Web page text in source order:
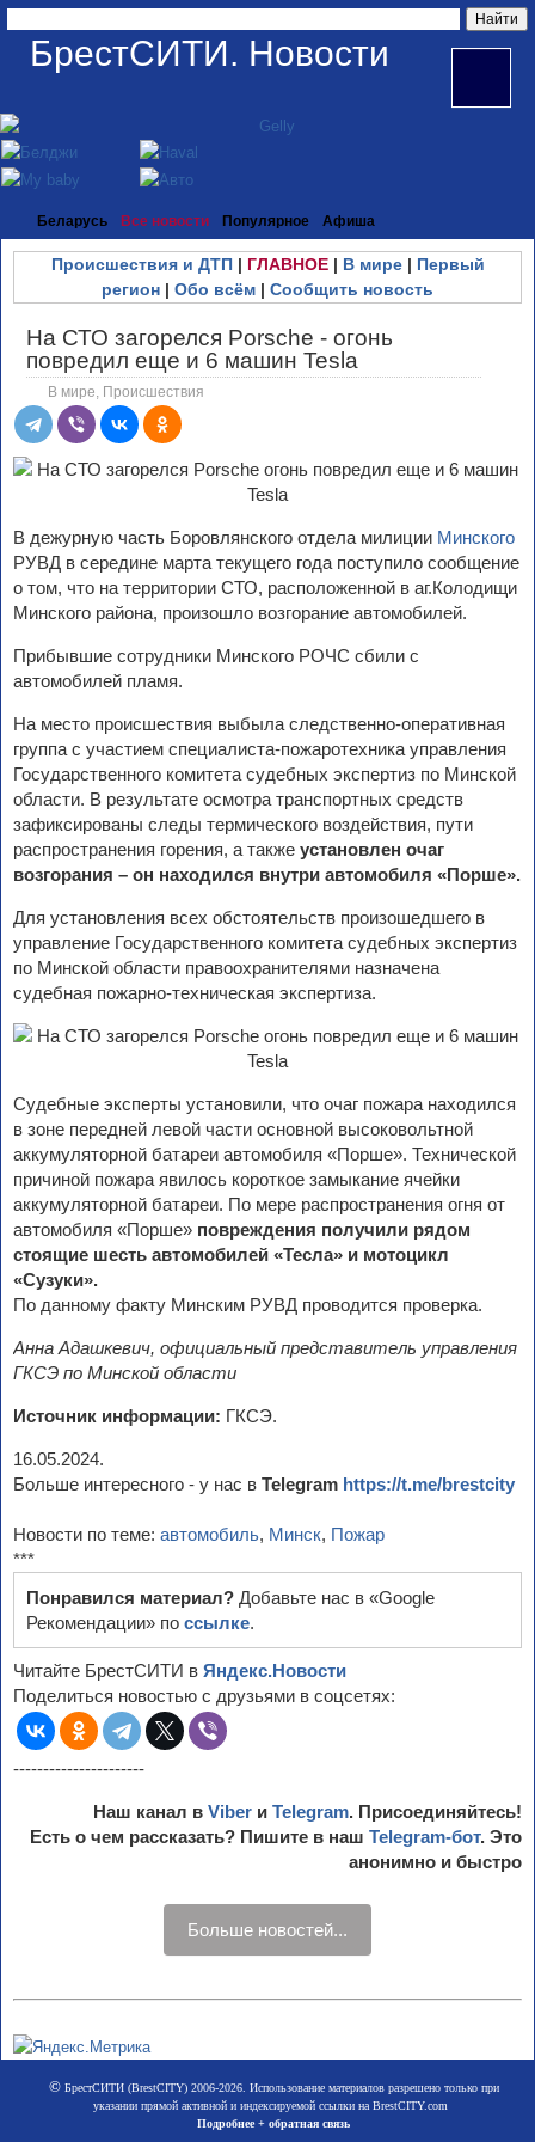
БрестСИТИ. Новости
Беларусь Все новости Популярное Афиша
Происшествия и ДТП| ГЛАВНОЕ| В мире| Первый
регион | Обо всём | Сообщить новость
На СТО загорелся Porsche - огонь
повредил еще и 6 машин Tesla
В мире Происшествия
В дежурную часть Боровлянского отдела милиции Минского
РУВД в середине марта текущего года поступило сообщение
о том, что на территории СТО, расположенной в аг.Колодищи
Минского района, произошло возгорание автомобилей.
Прибывшие сотрудники Минского РОЧС сбили с
автомобилей пламя.
На место происшествия выбыла следственно-оперативная
группа с участием специалиста-пожаротехника управления
Государственного комитета судебных экспертиз по Минской
области. В результате осмотра транспортных средств
зафиксированы следы термического воздействия, пути
распространения горения, а также установлен очаг
возгорания – он находился внутри автомобиля «Порше».
Для установления всех обстоятельств произошедшего в
управление Государственного комитета судебных экспертиз
по Минской области правоохранителями назначена
судебная пожарно-техническая экспертиза.
Судебные эксперты установили, что очаг пожара находился
в зоне передней левой части основной высоковольтной
аккумуляторной батареи автомобиля «Порше». Технической
причиной пожара явилось короткое замыкание ячейки
аккумуляторной батареи. По мере распространения огня от
автомобиля «Порше» повреждения получили рядом
стоящие шесть автомобилей «Тесла» и мотоцикл
«Сузуки».
По данному факту Минским РУВД проводится проверка.
Анна Адашкевич, официальный представитель управления
ГКСЭ по Минской области
Источник информации: ГКСЭ.
16.05.2024.
Больше интересного - у нас в Telegram https://t.me/brestcity
Новости по теме: автомобиль, Минск, Пожар
***
Понравился материал? Добавьте нас в «Google
Рекомендации» по ссылке.
Читайте БрестСИТИ в Яндекс.Новости
Поделиться новостью с друзьями в соцсетях:
----------------------
Наш канал в Viber и Telegram. Присоединяйтесь!
Есть о чем рассказать? Пишите в наш Telegram-бот. Это
анонимно и быстро
Больше новостей...
©БрестСИТИ (BrestCITY) 2006-2026. Использование материалов разрешено только при
указании прямой активной и индексируемой ссылки на BrestCITY.com
Подробнее + обратная связь